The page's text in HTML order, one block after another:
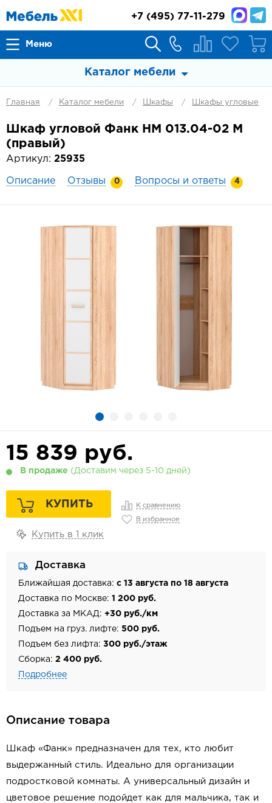
Меню
+7 (495) 77-11-279
Каталог мебели
Главная Каталог мебели Шкафы Шкафы угловые
Шкаф угловой Фанк НМ 013.04-02 М
(правый)
Артикул: 25935
Описание Отзывы 0 Вопросы и ответы 4
15 839 руб.
В продаже (Доставим через 5-10 дней)
КУПИТЬ К сравнению
В избранное
Купить в 1 клик
Доставка
Ближайшая доставка: с 13 августа по 18 августа
Доставка по Москве: 1 200 руб.
Доставка за МКАД: +30 руб./км
Подъем на груз. лифте: 500 руб.
Подъем без лифта: 300 руб./этаж
Сборка: 2 400 руб.
Подробнее
Описание товара
Шкаф «Фанк» предназначен для тех, кто любит
выдержанный стиль. Идеально для организации
подростковой комнаты. А универсальный дизайн и
цветовое решение подойдет как для мальчика, так и